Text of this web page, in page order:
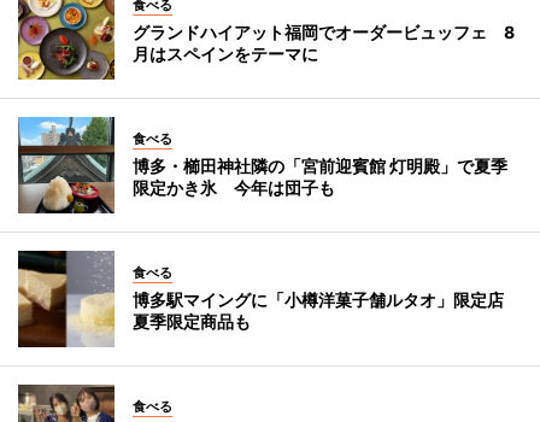
食べる
グランドハイアット福岡でオーダービュッフェ 8
月はスペインをテーマに
食べる
博多・櫛田神社隣の「宮前迎賓館 灯明殿」で夏季
限定かき氷 今年は団子も
食べる
博多駅マイングに「小樽洋菓子舗ルタオ」限定店
夏季限定商品も
食べる